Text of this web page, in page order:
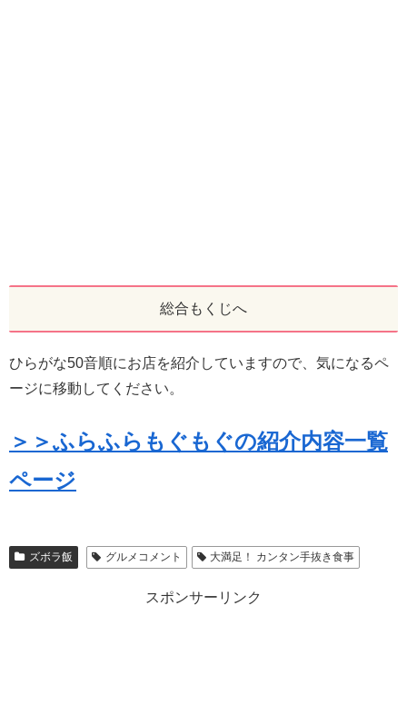
総合もくじへ
ひらがな50音順にお店を紹介していますので、気になるペ
ージに移動してください。
＞＞ふらふらもぐもぐの紹介内容一覧
ページ
ズボラ飯 グルメコメント 大満足！ カンタン手抜き食事
スポンサーリンク